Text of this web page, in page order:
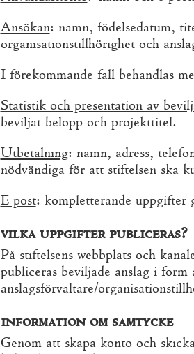
Ansökan: namn, födelsedatum,
organisationstillhörighet och
I förekommande fall behandlas
Statistik och presentation av
beviljat belopp och projekttitel.
Utbetalning: namn, adress,
nödvändiga för att stiftelsen ska
E-post: kompletterande uppgifter
vilka uppgifter publiceras?
På stiftelsens webbplats och
publiceras beviljade anslag i
anslagsförvaltare/
information om samtycke
Genom att skapa konto och